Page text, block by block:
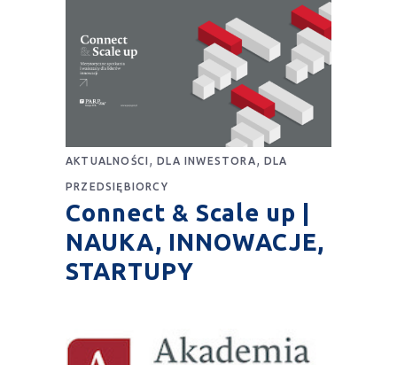
AKTUALNOŚCI ,DLA INWESTORA DLA
PRZEDSIĘBIORCY
Connect & Scale up |
NAUKA, INNOWACJE,
STARTUPY